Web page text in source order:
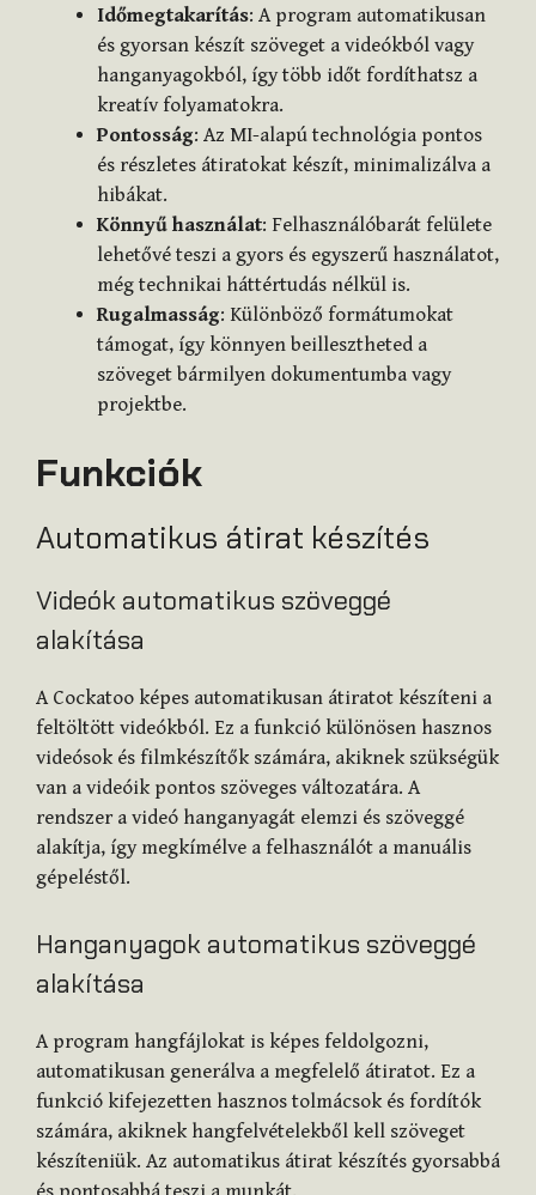
Időmegtakarítás: A program automatikusan
és gyorsan készít szöveget a videókból vagy
hanganyagokból, így több időt fordíthatsz a
kreatív folyamatokra.
Pontosság: Az MI-alapú technológia pontos
és részletes átiratokat készít, minimalizálva a
hibákat.
Könnyű használat: Felhasználóbarát felülete
lehetővé teszi a gyors és egyszerű használatot,
még technikai háttértudás nélkül is.
Rugalmasság: Különböző formátumokat
támogat, így könnyen beillesztheted a
szöveget bármilyen dokumentumba vagy
projektbe.
Funkciók
Automatikus átirat készítés
Videók automatikus szöveggé
alakítása
A Cockatoo képes automatikusan átiratot készíteni a
feltöltött videókból. Ez a funkció különösen hasznos
videósok és filmkészítők számára, akiknek szükségük
van a videóik pontos szöveges változatára. A
rendszer a videó hanganyagát elemzi és szöveggé
alakítja, így megkímélve a felhasználót a manuális
gépeléstől.
Hanganyagok automatikus szöveggé
alakítása
A program hangfájlokat is képes feldolgozni,
automatikusan generálva a megfelelő átiratot. Ez a
funkció kifejezetten hasznos tolmácsok és fordítók
számára, akiknek hangfelvételekből kell szöveget
készíteniük. Az automatikus átirat készítés gyorsabbá